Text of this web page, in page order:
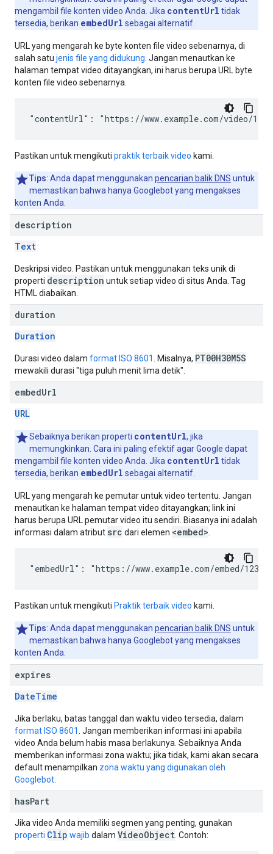
mengambil file konten video Anda. Jika contentUrl tidak
tersedia, berikan embedUrl sebagai alternatif.
URL yang mengarah ke byte konten file video sebenarnya, di
salah satu jenis file yang didukung . Jangan menautkan ke
halaman tempat video ditayangkan, ini harus berupa URL byte
konten file video sebenarnya.
"contentUrl": "https://www.example.com/video/
Pastikan untuk mengikuti praktik terbaik video kami.
Tips: Anda dapat menggunakan pencarian balik DNS untuk
memastikan bahwa hanya Googlebot yang mengakses
konten Anda.
description
Text
Deskripsi video. Pastikan untuk menggunakan teks unik di
properti description untuk setiap video di situs Anda. Tag
HTML diabaikan.
duration
Duration
Durasi video dalam format ISO 8601 . Misalnya, PT00H30M5S
mewakili durasi "tiga puluh menit lima detik".
embedUrl
URL
Sebaiknya berikan properti contentUrl, jika
memungkinkan. Cara ini paling efektif agar Google dapat
mengambil file konten video Anda. Jika contentUrl tidak
tersedia, berikan embedUrl sebagai alternatif.
URL yang mengarah ke pemutar untuk video tertentu. Jangan
menautkan ke halaman tempat video ditayangkan; link ini
harus berupa URL pemutar video itu sendiri. Biasanya ini adalah
informasi dalam atribut src dari elemen <embed>
"embedUrl": "https://www.example.com/embed/123"
Pastikan untuk mengikuti Praktik terbaik video kami.
Tips: Anda dapat menggunakan pencarian balik DNS untuk
memastikan bahwa hanya Googlebot yang mengakses
konten Anda.
expires
DateTime
Jika berlaku, batas tanggal dan waktu video tersedia, dalam
format ISO 8601 . Jangan memberikan informasi ini apabila
video Anda belum habis masa berlakunya. Sebaiknya Anda
memberikan informasi zona waktu; jika tidak, kami akan secara
default menampilkan zona waktu yang digunakan oleh
Googlebot
hasPart
Jika video Anda memiliki segmen yang penting, gunakan
properti Clip wajib dalam VideoObject . Contoh: